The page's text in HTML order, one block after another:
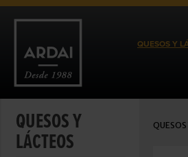
QUESOS Y
QUESOS Y
LÁCTEOS